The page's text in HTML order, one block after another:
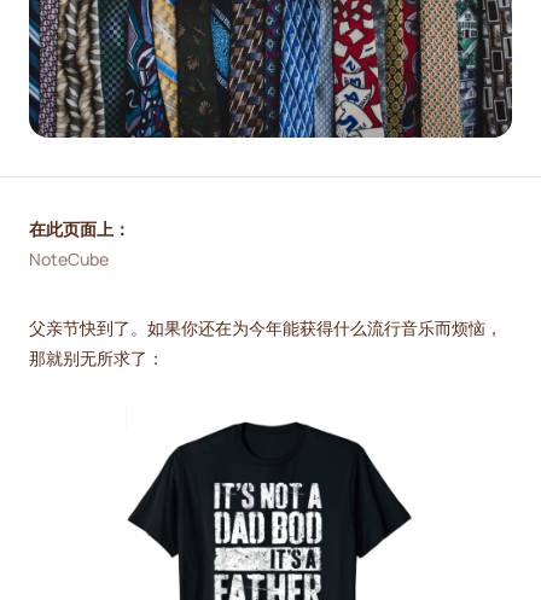
在此页面上：
NoteCube
父亲节快到了。如果你还在为今年能获得什么流行音乐而烦恼，
那就别无所求了：